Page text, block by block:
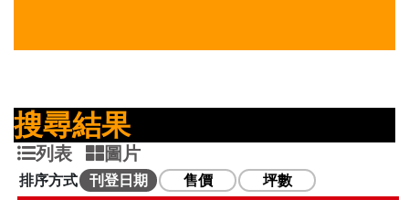
搜尋結果
列表 圖片
排序方式 刊登日期 售價 坪數